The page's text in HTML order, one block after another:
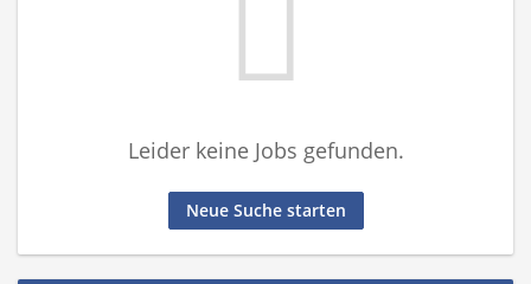
Leider keine Jobs gefunden.
Neue Suche starten